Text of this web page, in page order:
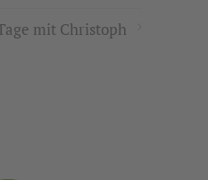
mit Christoph